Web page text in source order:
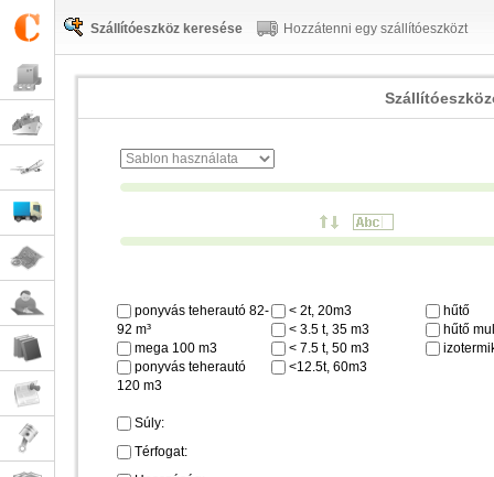
Szállítóeszköz keresése Hozzátenni egy szállítóeszközt
ponyvás teherautó 82-
92 m³
mega 100 m3
ponyvás teherautó
120 m3
< 2t, 20m3
< 3.5 t, 35 m3
< 7.5 t, 50 m3
<12.5t, 60m3
hűtő
hűtő
Súly:
Térfogat: